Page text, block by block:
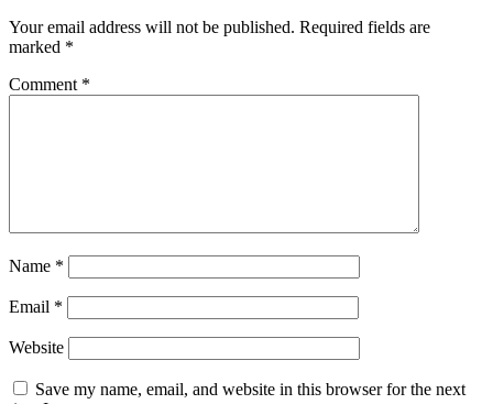
Your email address will not be published. Required fields are
marked *
Comment *
Name *
Email *
Website
Save my name, email, and website in this browser for the next